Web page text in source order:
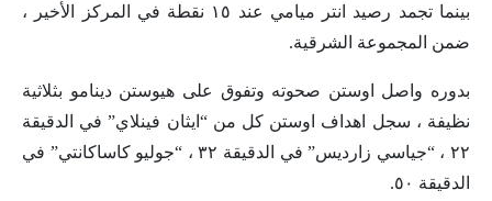
بينما تجمد رصيد انتر ميامي عند ١٥ نقطة في المركز الأخير ،
ضمن المجموعة الشرقية.
بدوره واصل اوستن صحوته وتفوق على هيوستن دينامو بثلاثية
نظيفة ، سجل اهداف اوستن كل من “ايثان فينلاي” في الدقيقة
٢٢ ، “جياسي زارديس” في الدقيقة ٣٢ ، “جوليو كاساكانتي” في
الدقيقة ٥٠.